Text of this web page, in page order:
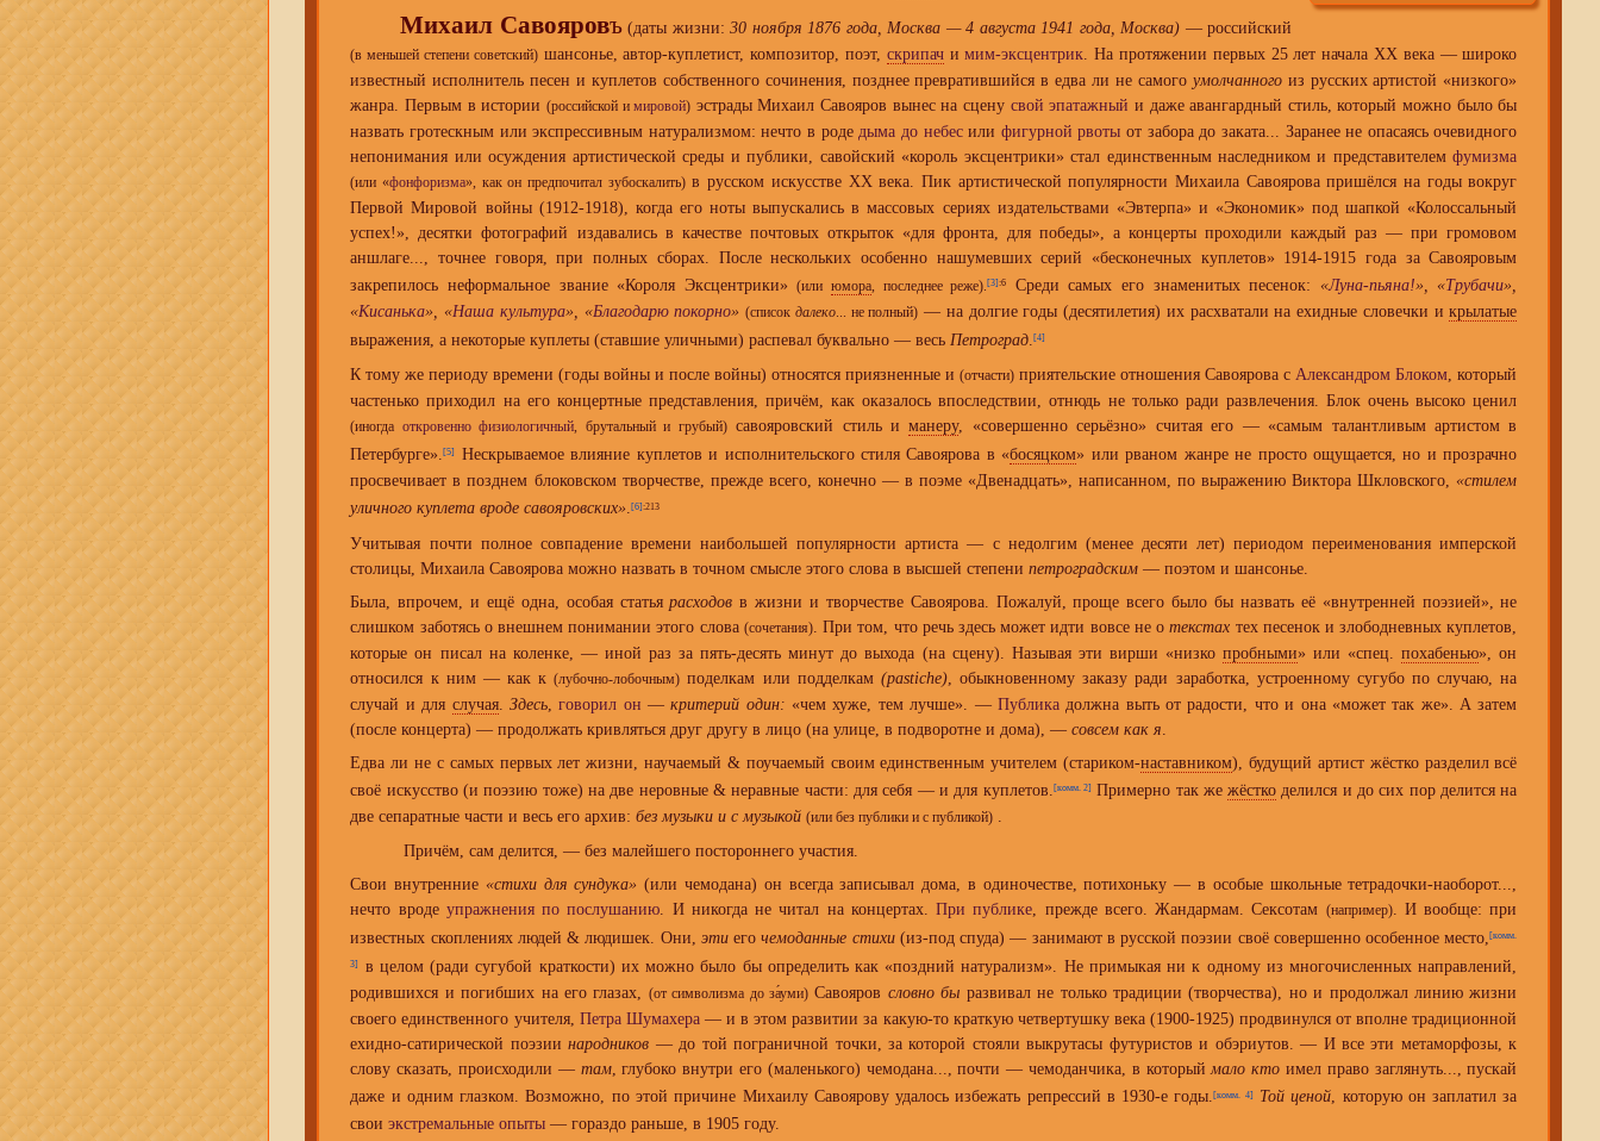
Михаил Савояровъ(даты жизни:30 ноября 1876 года, Москва — 4 августа 1941 года, Москва) — российский
(в меньшей степени советский)шансонье, автор-куплетист, композитор, поэт, скрипачимим-эксцентрик . На протяжении первых 25 лет начала XX века — широко
известный исполнитель песен и куплетов собственного сочинения, позднее превратившийся в едва ли не самого умолчанногоиз русских артистой «низкого»
жанра. Первым в истории (российской имировой) эстрады Михаил Савояров вынес на сцену свой эпатажный и даже авангардный стиль, который можно было бы
назвать гротескным или экспрессивным натурализмом: нечто в роде дыма до небесили фигурной рвоты от забора до заката... Заранее не опасаясь очевидного
непонимания или осуждения артистической среды и публики, савойский «король эксцентрики» стал единственным наследником и представителемфумизма
(или «фонфоризма», как он предпочитал зубоскалить)в русском искусстве XX века. Пик артистической популярности Михаила Савоярова пришёлся на годы вокруг
Первой Мировой войны (1912-1918), когда его ноты выпускались в массовых сериях издательствами «Эвтерпа» и «Экономик» под шапкой «Колоссальный
успех!», десятки фотографий издавались в качестве почтовых открыток «для фронта, для победы», а концерты проходили каждый раз — при громовом
аншлаге..., точнее говоря, при полных сборах. После нескольких особенно нашумевших серий «бесконечных куплетов» 1914-1915 года за Савояровым
закрепилось неформальное звание «Короля Эксцентрики»(или юмора, последнее реже).[3]:6 Среди самых его знаменитых песенок: «Луна-пьяна!», «Трубачи»,
«Кисанька», «Наша культура», «Благодарю покорно» (список далеко... не полный) — на долгие годы (десятилетия) их расхватали на ехидные словечки икрылатые
выражения, а некоторые куплеты (ставшие уличными) распевал буквально — весьПетроград.[4]
К тому же периоду времени (годы войны и после войны) относятся приязненные и(отчасти) приятельские отношения Савоярова сАлександром Блоком, который
частенько приходил на его концертные представления, причём, как оказалось впоследствии, отнюдь не только ради развлечения. Блок очень высоко ценил
(иногда откровенно физиологичный, брутальный и грубый)савояровский стиль иманеру, «совершенно серьёзно» считая его — «самым талантливым артистом в
Петербурге».[5] Нескрываемое влияние куплетов и исполнительского стиля Савоярова в «босяцком» или рваном жанре не просто ощущается, но и прозрачно
просвечивает в позднем блоковском творчестве, прежде всего, конечно — в поэме «Двенадцать», написанном, по выражению Виктора Шкловского, «стилем
уличного куплета вроде савояровских».[6]:213
Учитывая почти полное совпадение времени наибольшей популярности артиста — с недолгим (менее десяти лет) периодом переименования имперской
столицы, Михаила Савоярова можно назвать в точном смысле этого слова в высшей степенипетроградским — поэтом и шансонье.
Была, впрочем, и ещё одна, особая статьярасходов в жизни и творчестве Савоярова. Пожалуй, проще всего было бы назвать её «внутренней поэзией», не
слишком заботясь о внешнем понимании этого слова (сочетания). При том, что речь здесь может идти вовсе не отекстах тех песенок и злободневных куплетов,
которые он писал на коленке, — иной раз за пять-десять минут до выхода (на сцену). Называя эти вирши «низкопробными» или «спец.похабенью», он
относился к ним — как к(лубочно-лобочным) поделкам или подделкам (pastiche), обыкновенному заказу ради заработка, устроенному сугубо по случаю, на
случай и для случая. Здесь,говорил он —критерий один: «чем хуже, тем лучше». — Публикадолжна выть от радости, что и она «может так же». А затем
(после концерта) — продолжать кривляться друг другу в лицо (на улице, в подворотне и дома), —совсем как я
Едва ли не с самых первых лет жизни, научаемый & поучаемый своим единственным учителем (стариком-наставником), будущий артист жёстко разделил всё
своё искусство (и поэзию тоже) на две неровные & неравные части: для себя — и для куплетов. [комм. 2] Примерно так жежёстко делился и до сих пор делится на
две сепаратные части и весь его архив:без музыки и с музыкой (или без публики и с публикой)
Причём, сам делится, — без малейшего постороннего участия.
Свои внутренние «стихи для сундука» (или чемодана) он всегда записывал дома, в одиночестве, потихоньку — в особые школьные тетрадочки-наоборот...,
нечто вроде упражнения по послушанию . И никогда не читал на концертах.При публике , прежде всего. Жандармам. Сексотам (например). И вообще: при
известных скоплениях людей & людишек. Они, этиегочемоданные стихи(из-под спуда) — занимают в русской поэзии своё совершенно особенное место,[комм.
3]
в целом (ради сугубой краткости) их можно было бы определить как «поздний натурализм». Не примыкая ни к одному из многочисленных направлений,
родившихся и погибших на его глазах, (от символизма до за́уми) Савояров словно бы развивал не только традиции (творчества), но и продолжал линию жизни
своего единственного учителя, Петра Шумахера— и в этом развитии за какую-то краткую четвертушку века (1900-1925) продвинулся от вполне традиционной
ехидно-сатирической поэзиинародников — до той пограничной точки, за которой стояли выкрутасы футуристов и обэриутов. — И все эти метаморфозы, к
слову сказать, происходили — там, глубоко внутри его (маленького) чемодана..., почти — чемоданчика, в которыймало кто имел право заглянуть..., пускай
даже и одним глазком. Возможно, по этой причине Михаилу Савоярову удалось избежать репрессий в 1930-е годы.[комм. 4] Той ценой, которую он заплатил за
своиэкстремальные опыты — гораздо раньше, в 1905 году.